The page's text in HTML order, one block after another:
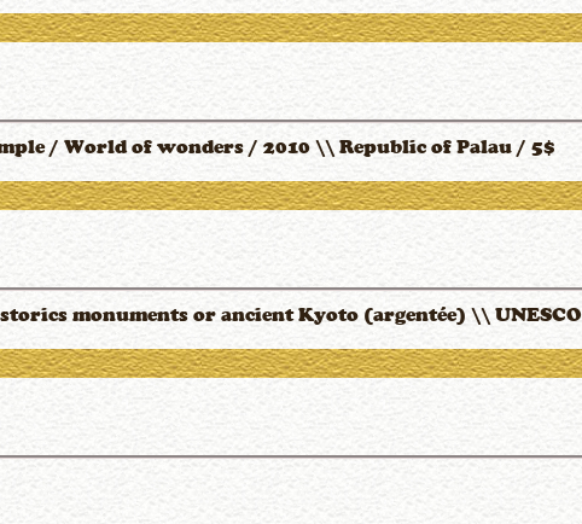
/ World of wonders / 2010 \\ Republic of Palau / 5$
monuments or ancient Kyoto (argentée) \\ UNESCO